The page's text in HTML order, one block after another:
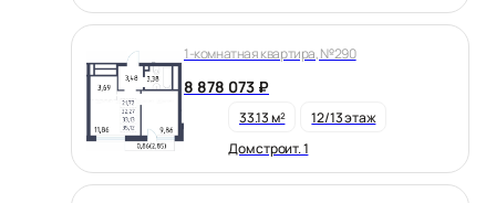
1-комнатная квартира, №290
8 878 073 ₽
33.13 м²
12/13 этаж
Дом строит. 1